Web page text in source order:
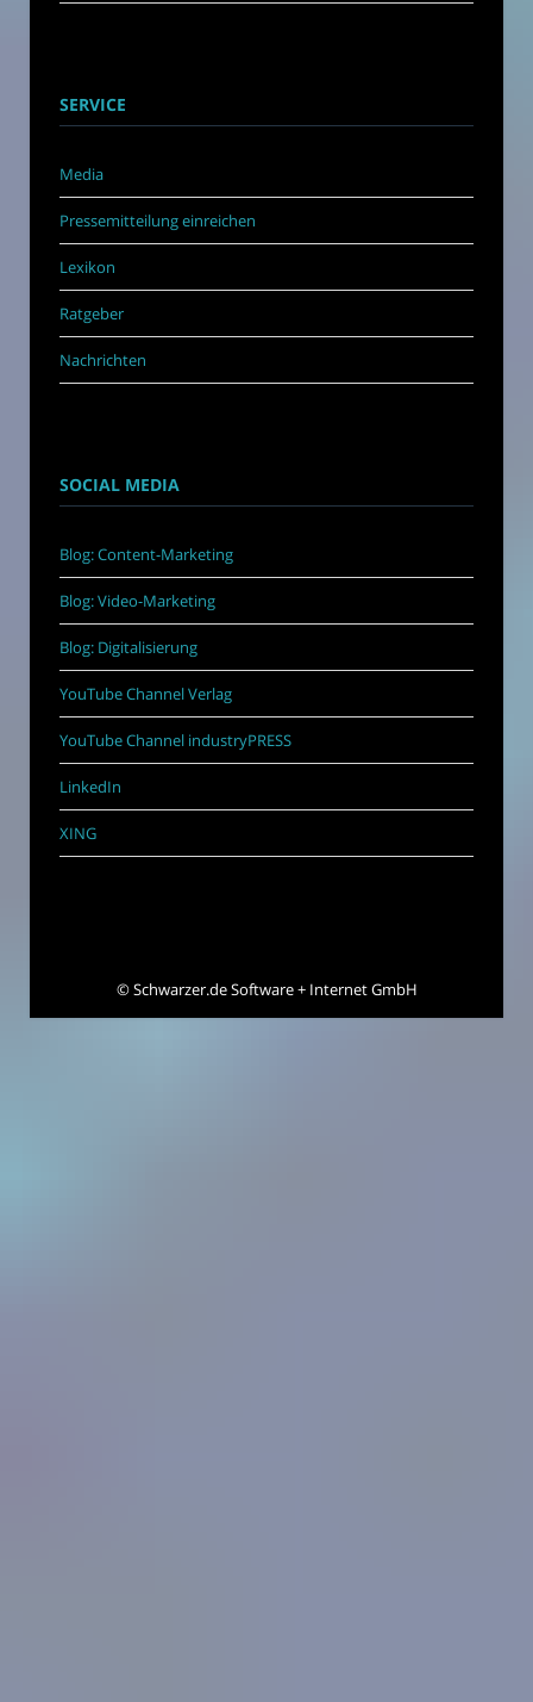
SERVICE
Media
Pressemitteilung einreichen
Lexikon
Ratgeber
Nachrichten
SOCIAL MEDIA
Blog: Content-Marketing
Blog: Video-Marketing
Blog: Digitalisierung
YouTube Channel Verlag
YouTube Channel industryPRESS
LinkedIn
XING
©Schwarzer.de Software + Internet GmbH